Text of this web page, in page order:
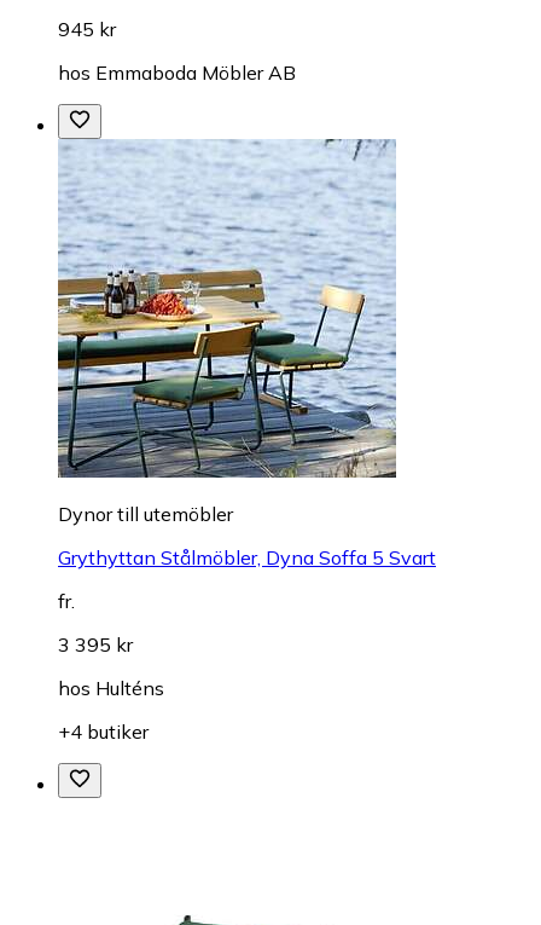
945 kr
hos Emmaboda Möbler AB
Dynor till utemöbler
Grythyttan Stålmöbler, Dyna Soffa 5 Svart
fr.
3 395 kr
hos Hulténs
+4 butiker